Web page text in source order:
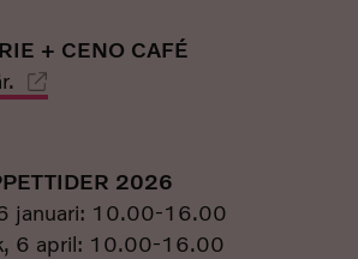
+ CENO CAFÉ
2026
januari: 10.00-16.00
6 april: 10.00-16.00